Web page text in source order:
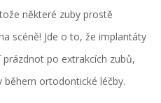
některé zuby prostě
scéně! Jde o to, že implantáty
po extrakcích zubů,
během ortodontické léčby.